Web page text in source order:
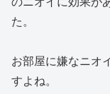
た。
お部屋に嫌なニオ
すよね。